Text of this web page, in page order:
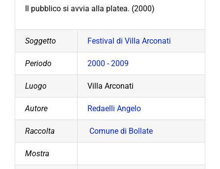
Il pubblico si avvia alla platea. (2000)
Soggetto Festival di Villa Arconati
Periodo 2000 - 2009
Luogo Villa Arconati
Autore Redaelli Angelo
Raccolta Comune di Bollate
Mostra